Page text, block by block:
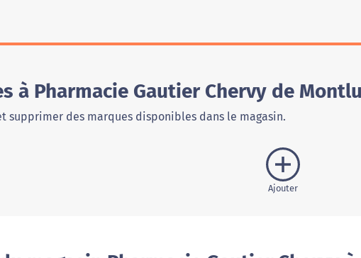
à Pharmacie Gautier Chervy de
supprimer des marques disponibles dans le magasin.
Ajouter